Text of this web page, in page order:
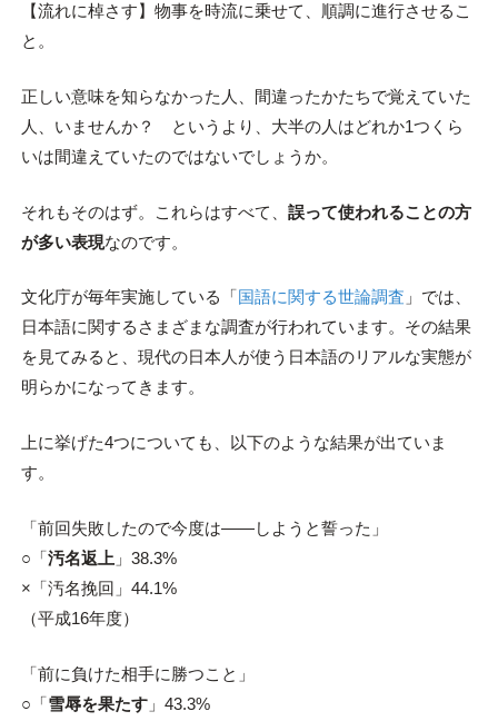
【流れに棹さす】物事を時流に乗せて、順調に進行させるこ
と。
正しい意味を知らなかった人、間違ったかたちで覚えていた
人、いませんか？ というより、大半の人はどれか1つくら
いは間違えていたのではないでしょうか。
それもそのはず。これらはすべて、 誤って使われることの方
が多い表現なのです。
文化庁が毎年実施している「国語に関する世論調査 」では、
日本語に関するさまざまな調査が行われています。その結果
を見てみると、現代の日本人が使う日本語のリアルな実態が
明らかになってきます。
上に挙げた4つについても、以下のような結果が出ていま
す。
「前回失敗したので今度は――しようと誓った」
○「汚名返上 」38.3%
×「汚名挽回」44.1%
（平成16年度）
「前に負けた相手に勝つこと」
○「雪辱を果たす」43.3%